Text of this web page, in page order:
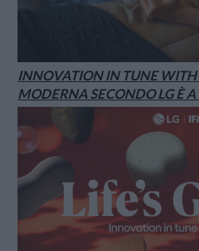
INNOVATION IN TUNE WITH
MODERNA SECONDO LG È